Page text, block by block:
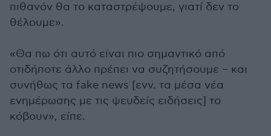
πιθανόν θα το καταστρέψουμε, γιατί δεν το
θέλουμε».
«Θα πω ότι αυτό είναι πιο σημαντικό από
οτιδήποτε άλλο πρέπει να συζητήσουμε – και
συνήθως τα fake news [ενν. τα μέσα νέα
ενημέρωσης με τις ψευδείς ειδήσεις] το
κόβουν», είπε.